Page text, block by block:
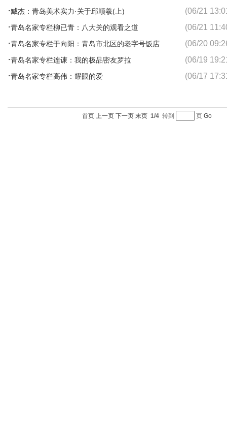
·臧杰：青岛美术实力·关于邱顺羲(上) (06/21
·青岛名家专栏柳已青：八大关的观看之道 (06/21
·青岛名家专栏于向阳：青岛市北区的老字号饭店 (06/20
·青岛名家专栏连谏：我的极品密友罗拉 (06/19
·青岛名家专栏高伟：耀眼的爱 (06/17
首页 上一页 下一页 末页 1/4 转到 页 Go